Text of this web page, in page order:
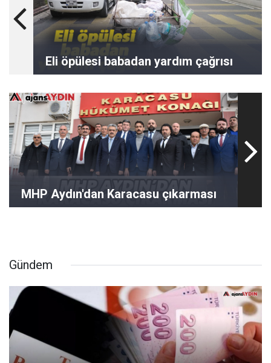
Eli öpülesi babadan yardım çağrısı
MHP Aydın'dan Karacasu çıkarması
Gündem